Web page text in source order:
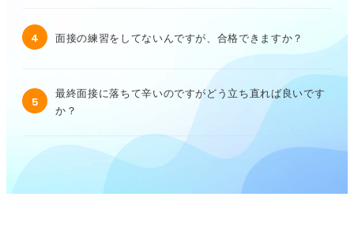
4 面接の練習をしてないんですが、合格できますか？
5
最終面接に落ちて辛いのですがどう立ち直れば良いです
か？